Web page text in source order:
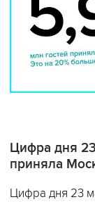
Цифра дня
приняла
Цифра дня 23